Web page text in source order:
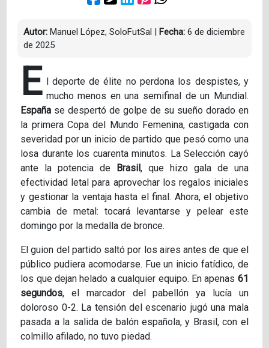
Autor: Manuel López, SoloFutSal | Fecha: 6 de diciembre
de 2025
E l deporte de élite no perdona los despistes, y
mucho menos en una semifinal de un Mundial.
España se despertó de golpe de su sueño dorado en
la primera Copa del Mundo Femenina, castigada con
severidad por un inicio de partido que pesó como una
losa durante los cuarenta minutos. La Selección cayó
ante la potencia de Brasil, que hizo gala de una
efectividad letal para aprovechar los regalos iniciales
y gestionar la ventaja hasta el final. Ahora, el objetivo
cambia de metal: tocará levantarse y pelear este
domingo por la medalla de bronce.
El guion del partido saltó por los aires antes de que el
público pudiera acomodarse. Fue un inicio fatídico, de
los que dejan helado a cualquier equipo. En apenas 61
segundos, el marcador del pabellón ya lucía un
doloroso 0-2. La tensión del escenario jugó una mala
pasada a la salida de balón española, y Brasil, con el
colmillo afilado, no tuvo piedad.